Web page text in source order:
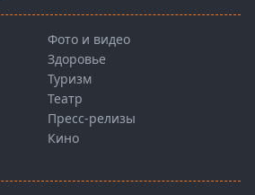
Фото и видео
Здоровье
Туризм
Театр
Пресс-релизы
Кино